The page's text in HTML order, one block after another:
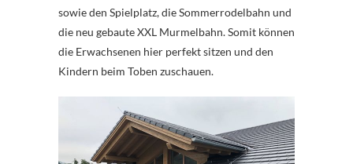
sowie den Spielplatz, die Sommerrodelbahn und
die neu gebaute XXL Murmelbahn. Somit können
die Erwachsenen hier perfekt sitzen und den
Kindern beim Toben zuschauen.